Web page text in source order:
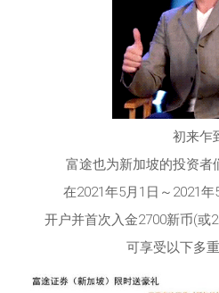
初来乍
富途也为新加坡的投资者
在2021年5月1日～2021
开户并首次入金2700新币(或
可享受以下多